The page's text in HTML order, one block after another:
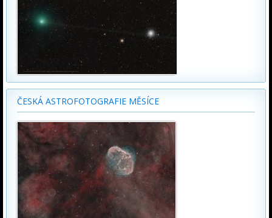
ČESKÁ ASTROFOTOGRAFIE MĚSÍCE